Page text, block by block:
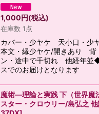
1,000円(税込)
在庫数 1点
カバー・少ヤケ 天小口・
本文・縁少ヤケ/開きあり
ン・途中で千切れ 他経年並
スでのお届けとなります
魔術―理論と実践 下（世界
スター・クロウリー/島弘之 他